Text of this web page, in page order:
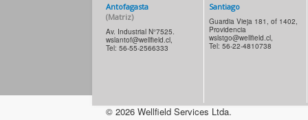
Antofagasta
(Matriz)
Av. Industrial N°7525.
wslantof@wellfield.cl,
Tel: 56-55-2566333
Santiago
Guardia Vieja 181, of 1402,
Providencia
wslstgo@wellfield.cl,
Tel: 56-22-4810738
© 2026 Wellfield Services Ltda.